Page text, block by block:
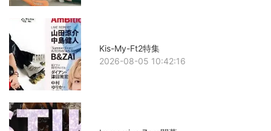
Kis-My-Ft2特集
2026-08-05 10:42:16